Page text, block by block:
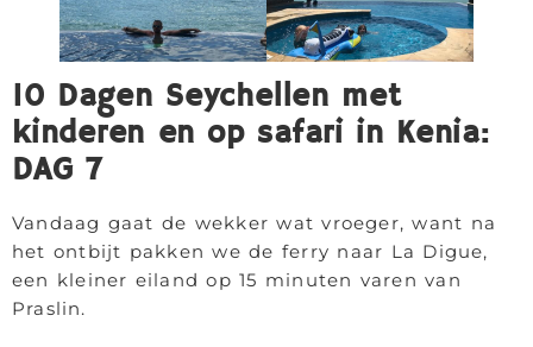
10 Dagen Seychellen met
kinderen en op safari in Kenia:
DAG 7
Vandaag gaat de wekker wat vroeger, want na
het ontbijt pakken we de ferry naar La Digue,
een kleiner eiland op 15 minuten varen van
Praslin.